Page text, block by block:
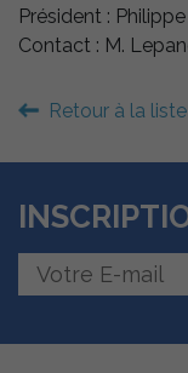
Président :
Contact : M.
Retour à la liste